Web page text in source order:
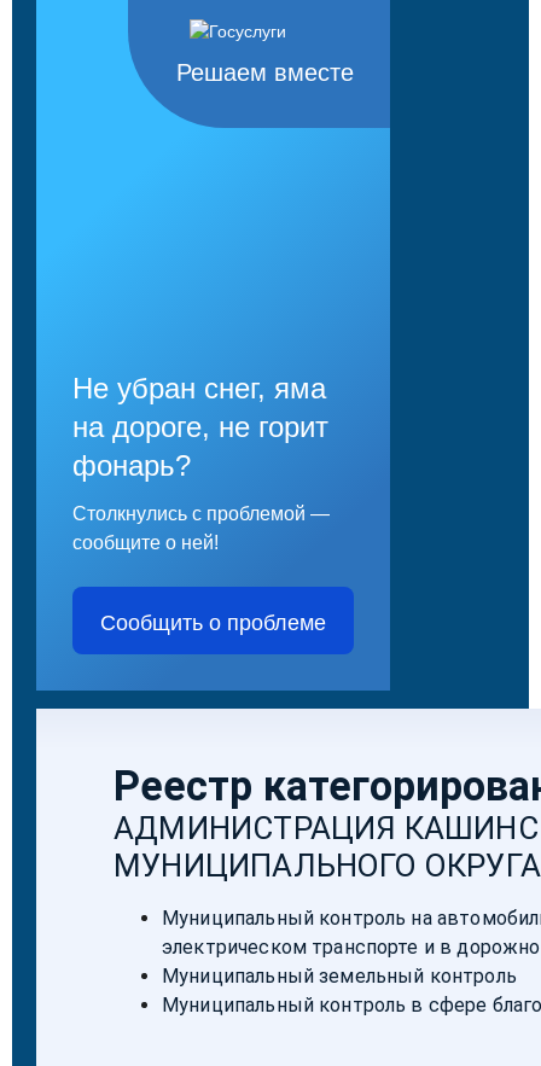
Решаем вместе
Не убран снег, яма
на дороге, не горит
фонарь?
Столкнулись с проблемой —
сообщите о ней!
Сообщить о проблеме